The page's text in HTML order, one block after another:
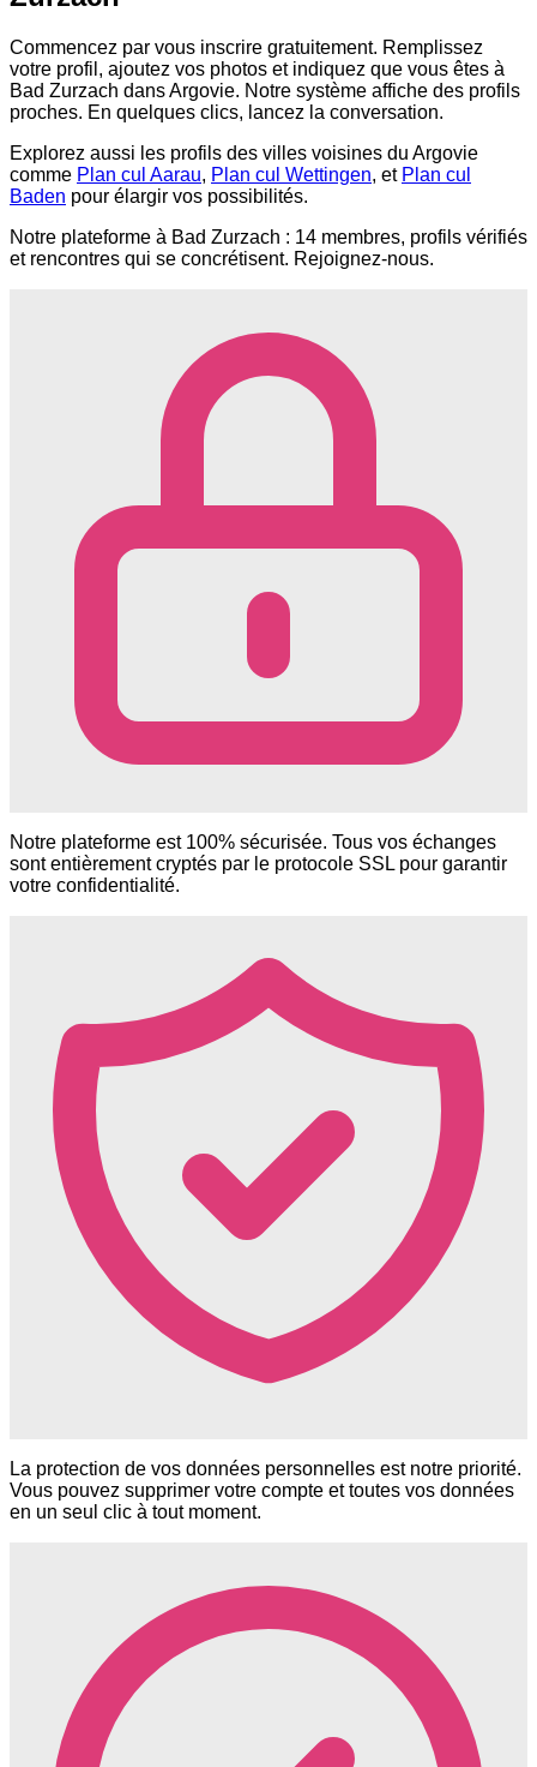
Commencez par vous inscrire gratuitement. Remplissez
votre profil, ajoutez vos photos et indiquez que vous êtes à
Bad Zurzach dans Argovie. Notre système affiche des profils
proches. En quelques clics, lancez la conversation.
Explorez aussi les profils des villes voisines du Argovie
comme Plan cul Aarau, Plan cul Wettingen, et Plan cul
Baden pour élargir vos possibilités.
Notre plateforme à Bad Zurzach : 14 membres, profils vérifiés
et rencontres qui se concrétisent. Rejoignez-nous.
Notre plateforme est 100% sécurisée. Tous vos échanges
sont entièrement cryptés par le protocole SSL pour garantir
votre confidentialité.
La protection de vos données personnelles est notre priorité.
Vous pouvez supprimer votre compte et toutes vos données
en un seul clic à tout moment.